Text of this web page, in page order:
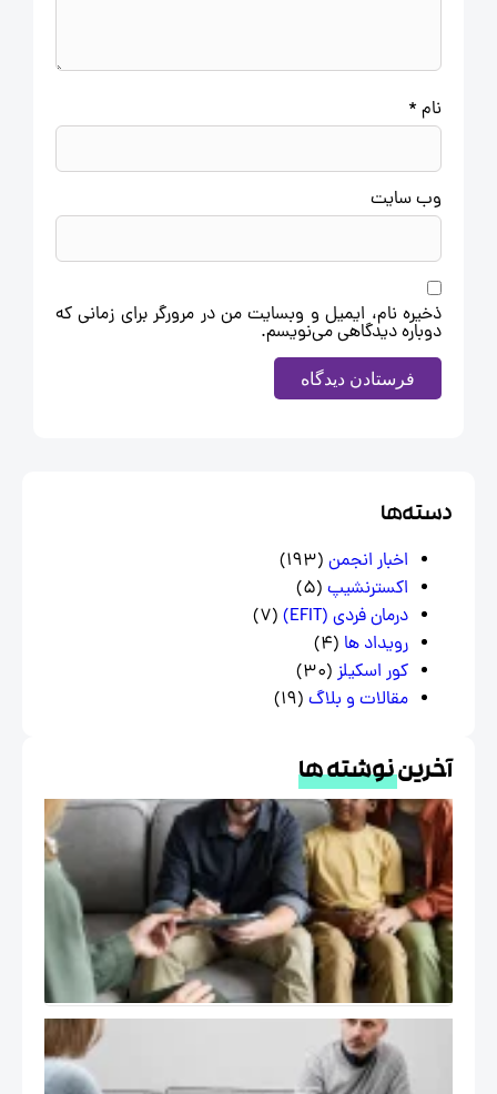
وب‌ سایت
ذخیره نام، ایمیل و وبسایت من در مرورگر برای زمانی که
دوباره دیدگاهی می‌نویسم.
اخبار انجمن(193)
اکسترنشیپ(5)
درمان فردی (EFIT)
(7)
رویداد ها(4)
کور اسکیلز(30)
مقالات و بلاگ (19)
نوشته ها
درمان
هیجان
EFT و
خانواده
در
فرهنگ
خود
درمانگر در
اتاق درمان